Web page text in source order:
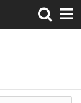
Toggle
navigation